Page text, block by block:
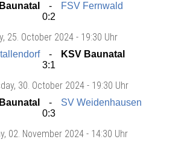
FSV Fernwald
0:2
, 25. October 2024 - 19:30 Uhr
KSV Baunatal
3:1
, 30. October 2024 - 19:30 Uhr
SV Weidenhausen
0:3
, 02. November 2024 - 14:30 Uhr